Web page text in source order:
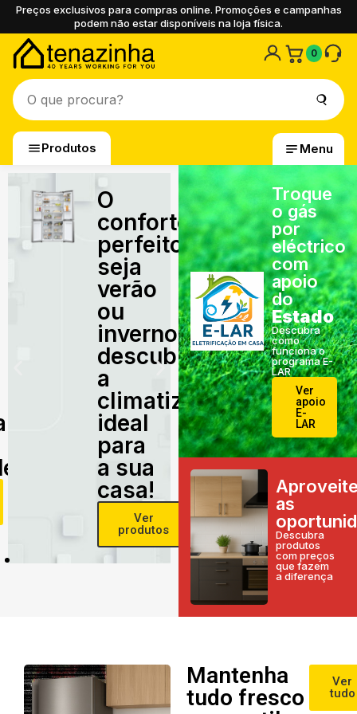
Preços exclusivos para compras online. Promoções e campanhas
podem não estar disponíveis na loja física.
0
Produtos Menu
O
conforto
perfeito,
seja
verão
ou
inverno,
descubra
a
climatização
ideal
para
a sua
casa!
Ver
produtos
Troque
o gás
por
eléctrico
com
apoio
do
Estado
Descubra
como
funciona o
programa E-
LAR
Ver
apoio
E-
LAR
as
Descubra
produtos
com preços
que fazem
a diferença
Mantenha
tudo fresco
Ver
tudo